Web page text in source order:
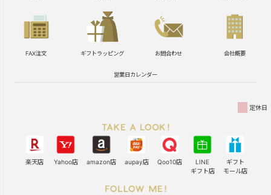
FAX注文 ギフトラッピング お問合わせ 会社概要
営業日カレンダー
定休日
楽天店 Yahoo店 amazon店 aupay店 Qoo10店
LINE
ギフト店
ギフト
モール店